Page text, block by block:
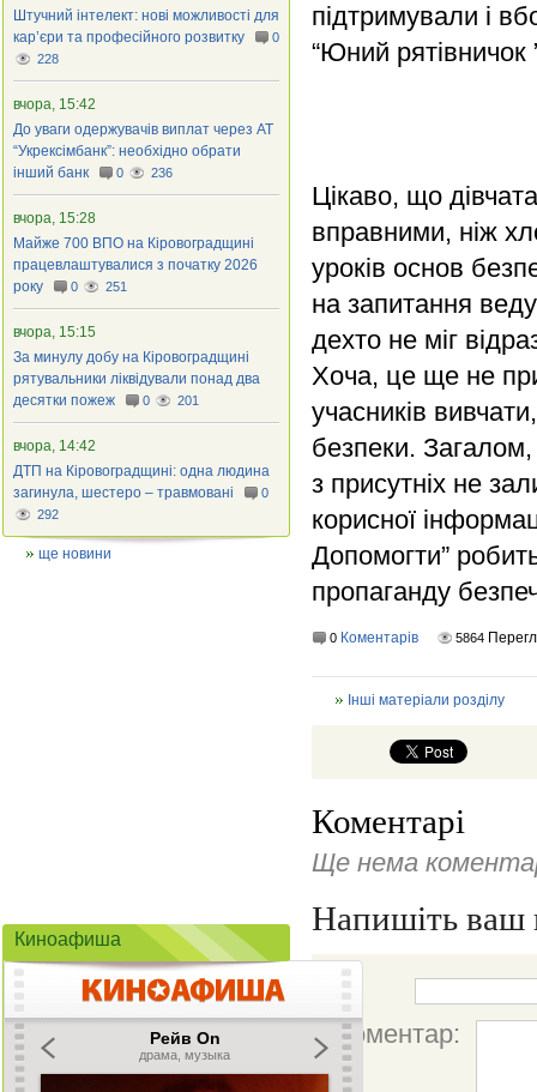
підтримували і
“Юний рятівничок
Цікаво, що
вправними, ніж
уроків основ
на запитання
дехто не міг
Хоча, це ще не
учасників
безпеки. Загалом,
з присутніх не
корисної
Допомогти”
пропаганду
0 Коментарів 5864
Інші матеріали розділу
Коментарі
Ще нема
Напишіть ваш
Коментар:
Штучний інтелект: нові можливості для
кар’єри та професійного розвитку
0
228
вчора, 15:42
До уваги одержувачів виплат через АТ
“Укрексімбанк”: необхідно обрати
інший банк
0 236
вчора, 15:28
Майже 700 ВПО на Кіровоградщині
працевлаштувалися з початку 2026
року
0 251
вчора, 15:15
За минулу добу на Кіровоградщині
рятувальники ліквідували понад два
десятки пожеж
0 201
вчора, 14:42
ДТП на Кіровоградщині: одна людина
загинула, шестеро – травмовані
0
292
ще новини
Киноафиша